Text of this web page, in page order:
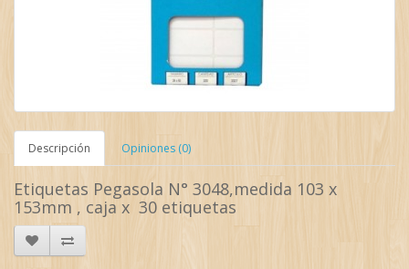
Descripción Opiniones (0)
Etiquetas Pegasola N° 3048,medida 103 x
153mm , caja x 30 etiquetas